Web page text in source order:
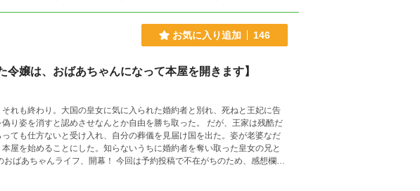
お気に入り追加 146
嬢は、おばあちゃんになって本屋を開きます】
れも終わり。大国の皇女に気に入られた婚約者と別れ、死ねと王妃に告
り姿を消すと認めさせなんとか自由を勝ち取った。 だが、王家は残酷だ
ても仕方ないと受け入れ、自分の葬儀を見届け国を出た。姿が老婆なだ
屋を始めることにした。知らないうちに婚約者を奪い取った皇女の兄と
、完結まで書き上がっていますので安心して読んでいただけたら嬉しい